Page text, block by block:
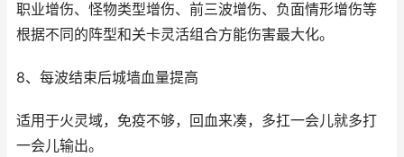
职业增伤、怪物类型增伤、前三波增伤、负面情形增伤等
根据不同的阵型和关卡灵活组合方能伤害最大化。
8、每波结束后城墙血量提高
适用于火灵域，免疫不够，回血来凑，多扛一会儿就多打
一会儿输出。